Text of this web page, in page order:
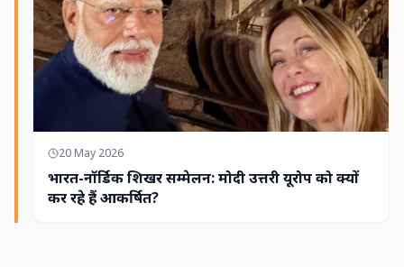
20 May 2026
भारत-नॉर्डिक शिखर सम्मेलन: मोदी उत्तरी यूरोप को क्यों
कर रहे हैं आकर्षित?